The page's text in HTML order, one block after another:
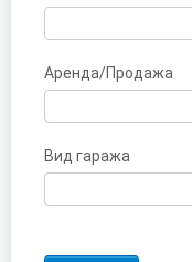
Аренда/Продажа
Вид гаража